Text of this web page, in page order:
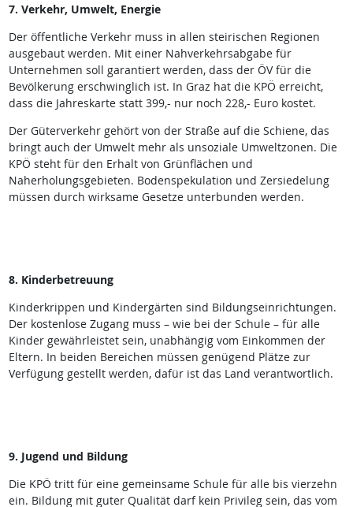
7. Verkehr, Umwelt, Energie
Der öffentliche Verkehr muss in allen steirischen Regionen
ausgebaut werden. Mit einer Nahverkehrsabgabe für
Unternehmen soll garantiert werden, dass der ÖV für die
Bevölkerung erschwinglich ist. In Graz hat die KPÖ erreicht,
dass die Jahreskarte statt 399,- nur noch 228,- Euro kostet.
Der Güterverkehr gehört von der Straße auf die Schiene, das
bringt auch der Umwelt mehr als unsoziale Umweltzonen. Die
KPÖ steht für den Erhalt von Grünflächen und
Naherholungsgebieten. Bodenspekulation und Zersiedelung
müssen durch wirksame Gesetze unterbunden werden.
8. Kinderbetreuung
Kinderkrippen und Kindergärten sind Bildungseinrichtungen.
Der kostenlose Zugang muss – wie bei der Schule – für alle
Kinder gewährleistet sein, unabhängig vom Einkommen der
Eltern. In beiden Bereichen müssen genügend Plätze zur
Verfügung gestellt werden, dafür ist das Land verantwortlich.
9. Jugend und Bildung
Die KPÖ tritt für eine gemeinsame Schule für alle bis vierzehn
ein. Bildung mit guter Qualität darf kein Privileg sein, das vom